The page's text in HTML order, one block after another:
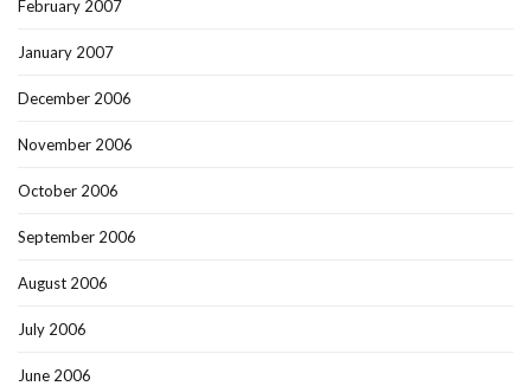
February 2007
January 2007
December 2006
November 2006
October 2006
September 2006
August 2006
July 2006
June 2006